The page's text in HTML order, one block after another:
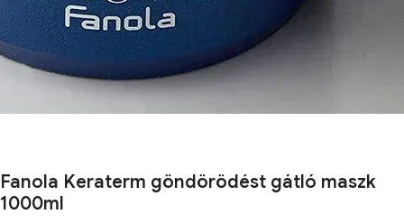
Fanola Keraterm göndörödést gátló maszk
1000ml